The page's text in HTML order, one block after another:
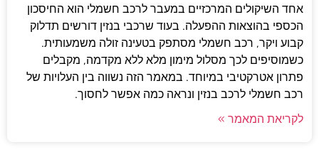
אחד השיקולים המרכזיים במעבר לרכב חשמלי הוא החיסכון
הכספי בהוצאות ההפעלה. בעוד שרכבי בנזין דורשים תדלוק
קבוע ויקר, רכב חשמלי מסתפק בטעינה זולה משמעותית.
כשמוסיפים לכך מסלול מימון מלא ללא מקדמה, מקבלים
פתרון אטרקטיבי במיוחד. במאמר הזה נשווה בין העלויות של
רכב חשמלי לרכב בנזין ונראה כמה אפשר לחסוך.
לקריאת המאמר »